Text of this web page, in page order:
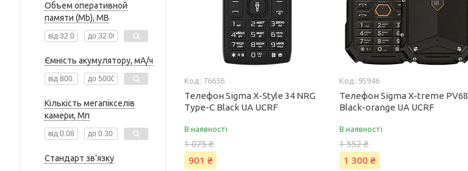
Объем оперативной
памяти (Mb), MB
Ємність акумулятору, мА/ч
Кількість мегапікселів
камери, Мп
Стандарт зв'язку
76636
Телефон Sigma X-Style 34 NRG
Type-C Black UA UCRF
В наявності
1 075 ₴
901 ₴
95946
Телефон Sigma X-treme PV68
Black-orange UA UCRF
В наявності
1 552 ₴
1 300 ₴